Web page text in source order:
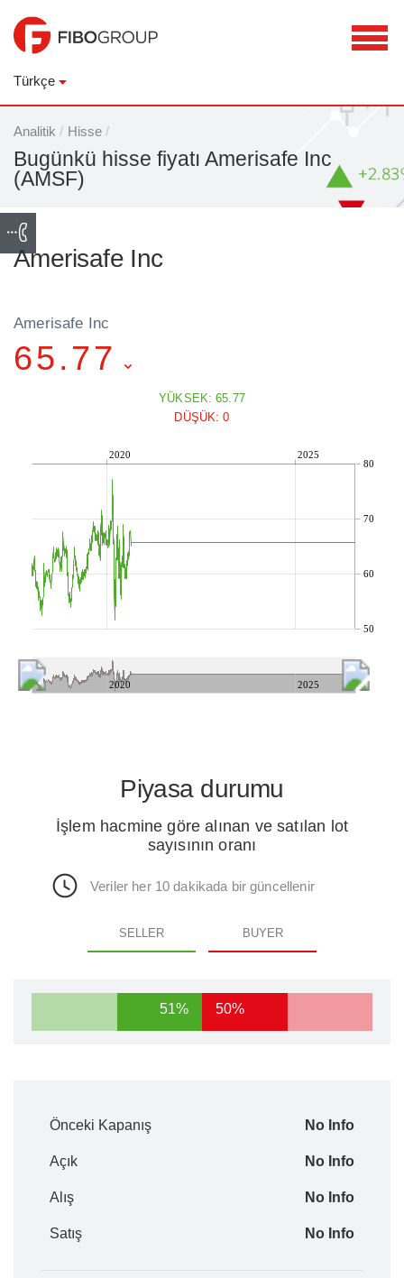
Türkçe
Analitik / Hisse /
Bugünkü hisse fiyatı Amerisafe Inc
(AMSF)
Amerisafe Inc
Amerisafe Inc
65.77
YÜKSEK: 65.77
DÜŞÜK: 0
2020 2025
50
60
70
80
2020 2025
Piyasa durumu
İşlem hacmine göre alınan ve satılan lot
sayısının oranı
Veriler her 10 dakikada bir güncellenir
SELLER BUYER
51% 50%
Önceki Kapanış No Info
Açık No Info
Alış No Info
Satış No Info